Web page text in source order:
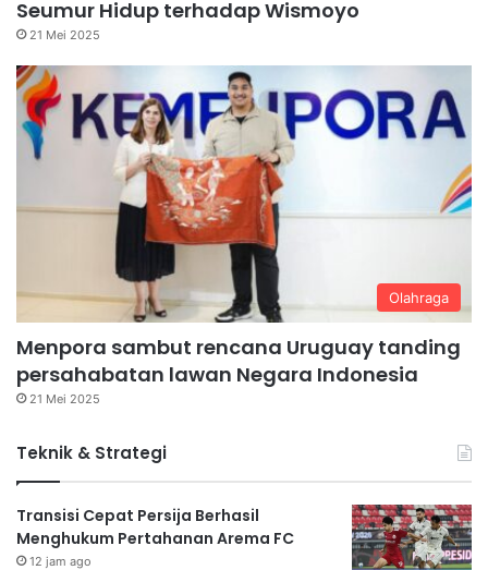
Seumur Hidup terhadap Wismoyo
21 Mei 2025
Olahraga
Menpora sambut rencana Uruguay tanding
persahabatan lawan Negara Indonesia
21 Mei 2025
Teknik & Strategi
Transisi Cepat Persija Berhasil
Menghukum Pertahanan Arema FC
12 jam ago